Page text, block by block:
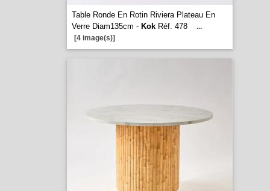
Table Ronde En Rotin Riviera Plateau En
Verre Diam135cm - KokRéf. 478
...
[4 image(s)]